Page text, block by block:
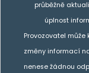
průběžně
úplnost
Provozovatel
změny informací
nenese žádnou